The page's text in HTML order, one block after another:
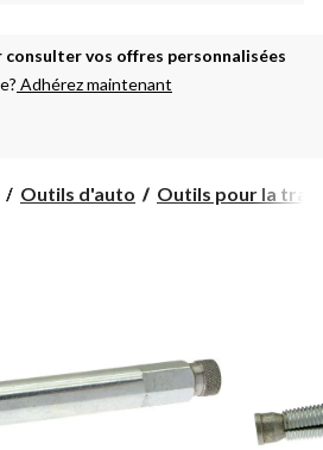
consulter vos offres personnalisées
Adhérez maintenant
Outils d'auto Outils pour la